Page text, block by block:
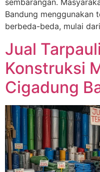
sembarangan.
Bandung menggunakan
berbeda-beda, mulai
Jual
Konstruksi
Cigadung